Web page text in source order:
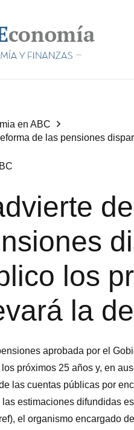
en ABC
de las pensiones
los
la
aprobada por el
próximos 25 años y, en
las cuentas públicas por
estimaciones difundidas
el organismo encargado